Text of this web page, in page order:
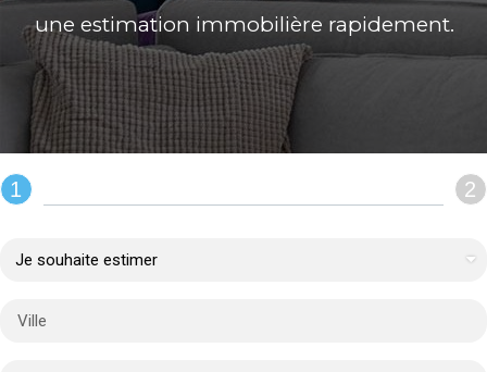
une estimation immobilière rapidement.
REMPLIR LE FORMULAIRE :
1 2